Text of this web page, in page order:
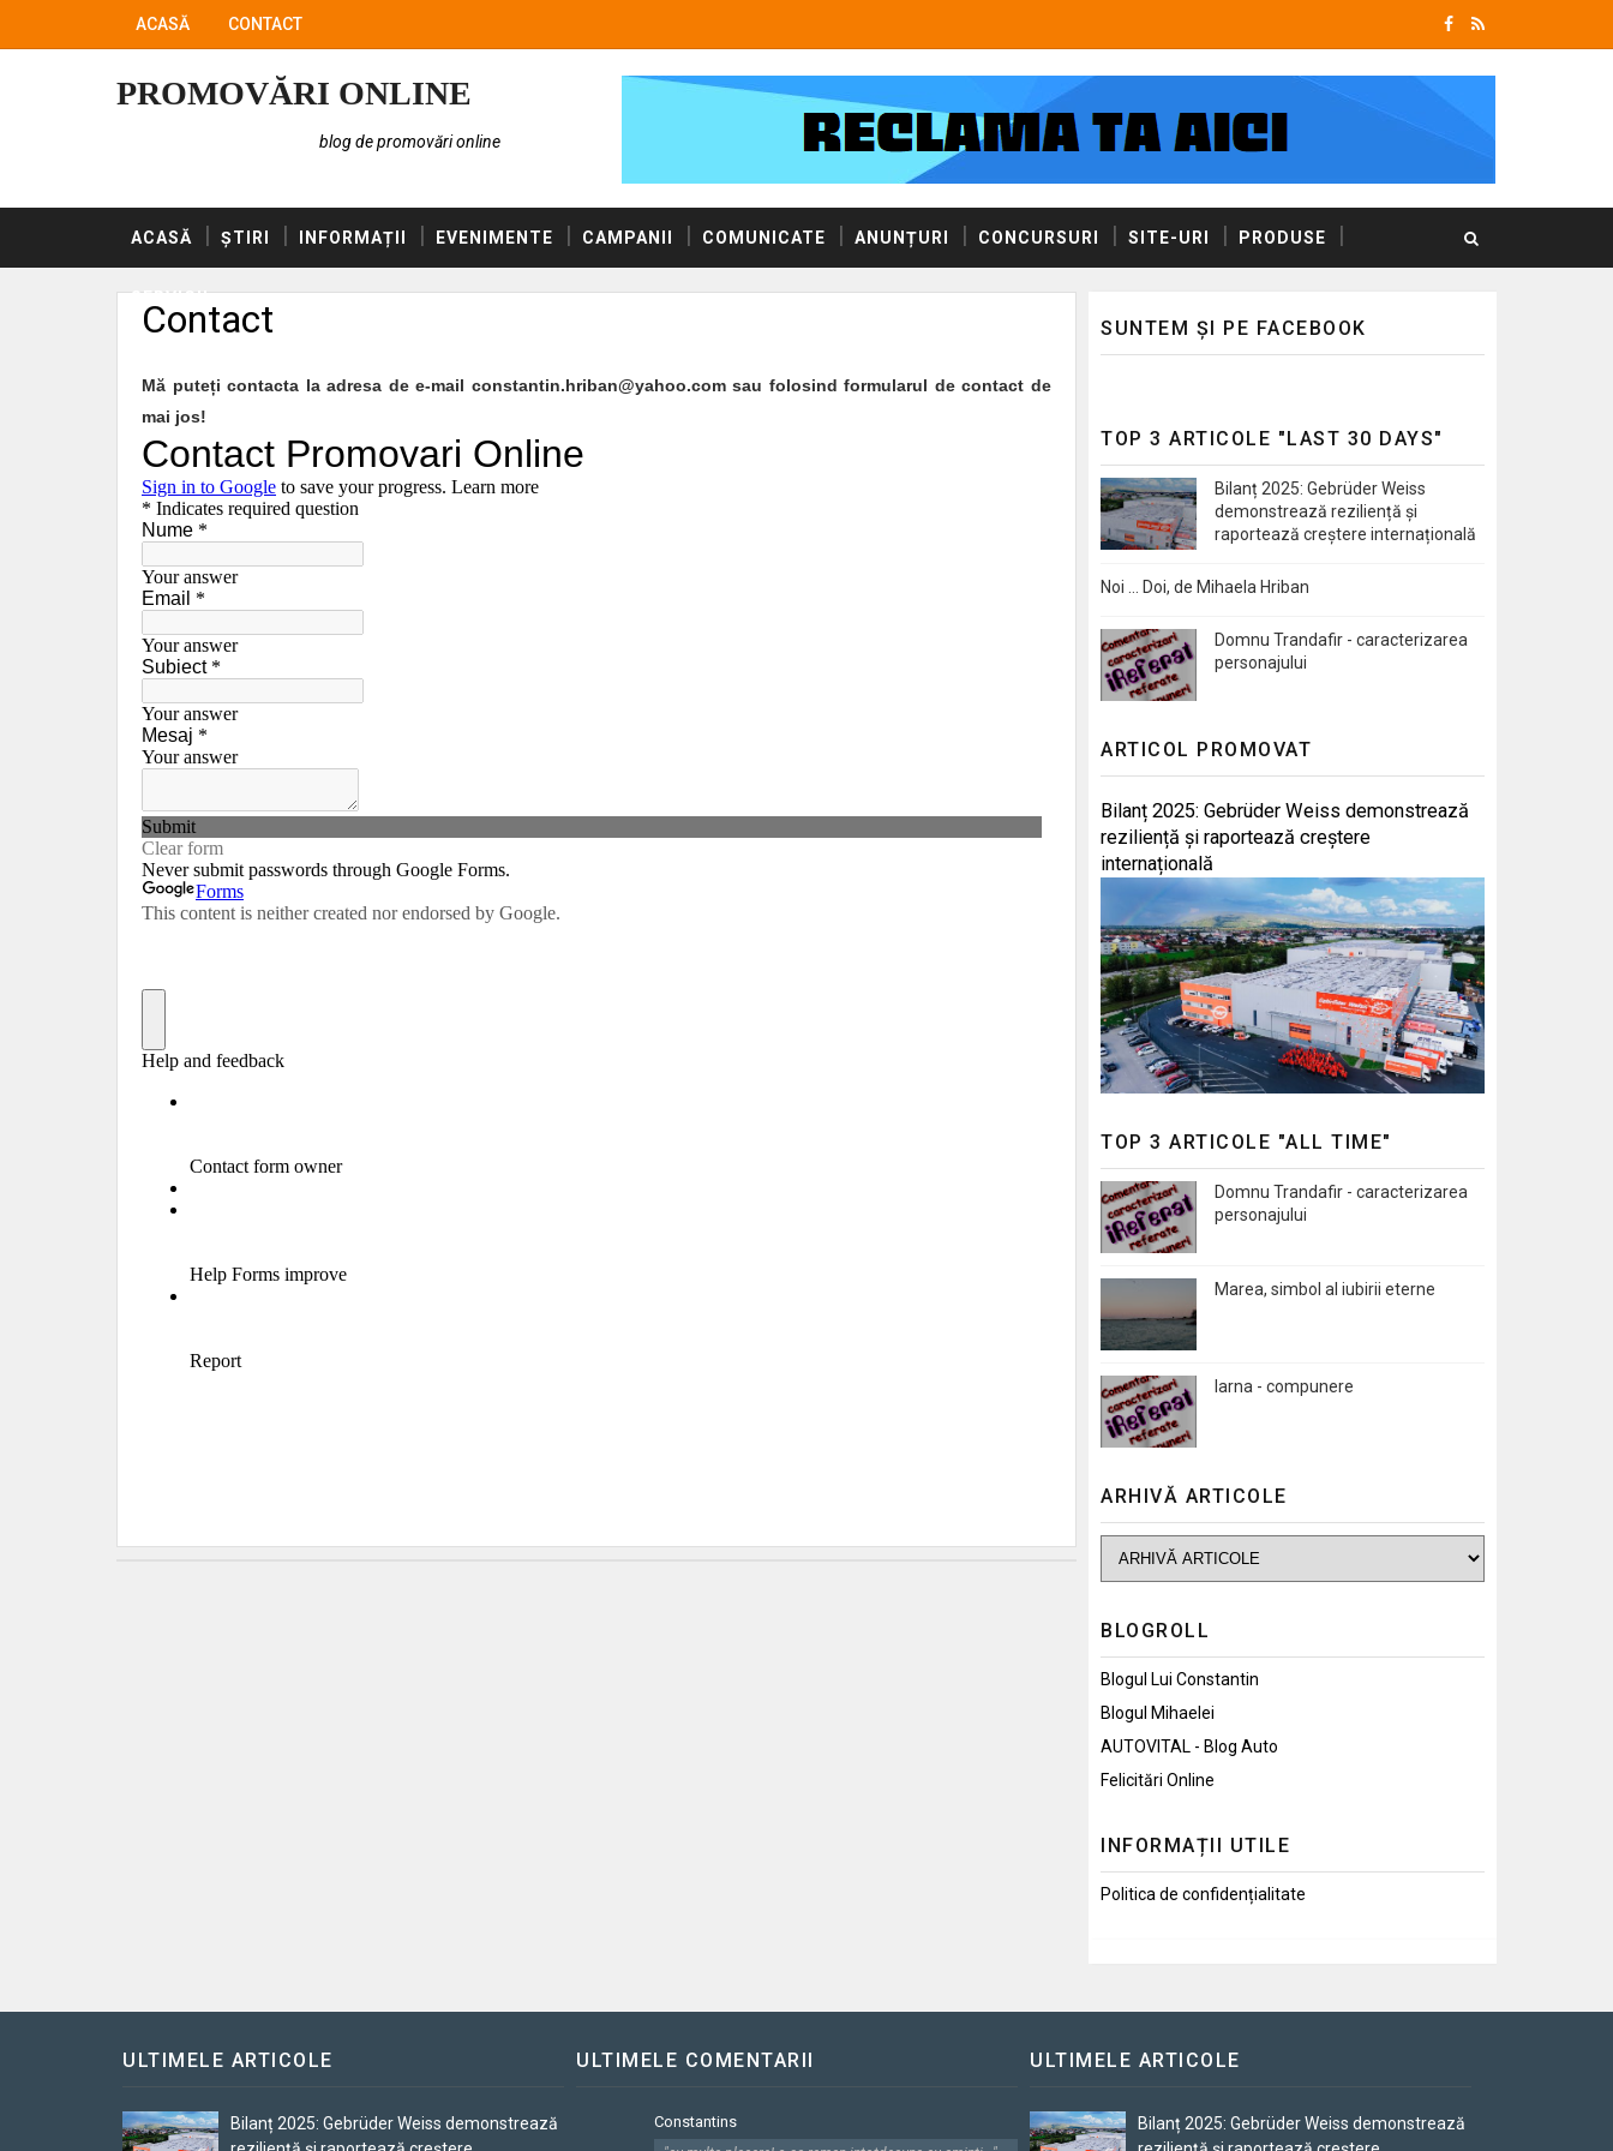
ACASĂ CONTACT
PROMOVĂRI ONLINE
blog de promovări online
ACASĂ ȘTIRI INFORMAȚII EVENIMENTE CAMPANII COMUNICATE ANUNȚURI CONCURSURI SITE-URI PRODUSE
SERVICII
Contact
Mă puteți contacta la adresa de e-mail constantin.hriban@yahoo.com sau folosind formularul de contact de
mai jos!
SUNTEM ȘI PE FACEBOOK
TOP 3 ARTICOLE "LAST 30 DAYS"
Bilanț 2025: Gebrüder Weiss
demonstrează reziliență și
raportează creștere internațională
Noi … Doi, de Mihaela Hriban
Domnu Trandafir - caracterizarea
personajului
ARTICOL PROMOVAT
Bilanț 2025: Gebrüder Weiss demonstrează
reziliență și raportează creștere
internațională
TOP 3 ARTICOLE "ALL TIME"
Domnu Trandafir - caracterizarea
personajului
Marea, simbol al iubirii eterne
Iarna - compunere
ARHIVĂ ARTICOLE
BLOGROLL
Blogul Lui Constantin
Blogul Mihaelei
AUTOVITAL - Blog Auto
Felicitări Online
INFORMAȚII UTILE
Politica de confidențialitate
ULTIMELE ARTICOLE
Bilanț 2025: Gebrüder Weiss demonstrează
ULTIMELE COMENTARII
Constantins
ULTIMELE ARTICOLE
Bilanț 2025: Gebrüder Weiss demonstrează